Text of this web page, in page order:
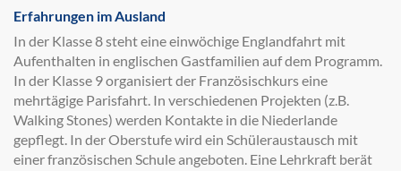
Erfahrungen im Ausland
In der Klasse 8 steht eine einwöchige Englandfahrt mit
Aufenthalten in englischen Gastfamilien auf dem Programm.
In der Klasse 9 organisiert der Französischkurs eine
mehrtägige Parisfahrt. In verschiedenen Projekten (z.B.
Walking Stones) werden Kontakte in die Niederlande
gepflegt. In der Oberstufe wird ein Schüleraustausch mit
einer französischen Schule angeboten. Eine Lehrkraft berät